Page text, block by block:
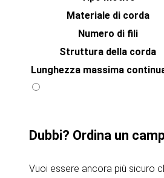
Materiale di corda
Numero di fili
Struttura della corda
Lunghezza massima
Dubbi? Ordina un
Vuoi essere ancora più sicuro